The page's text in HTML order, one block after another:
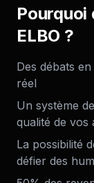
Pourquoi
ELBO ?
Des débats
réel
Un système
qualité de vos
La possibilité
défier des